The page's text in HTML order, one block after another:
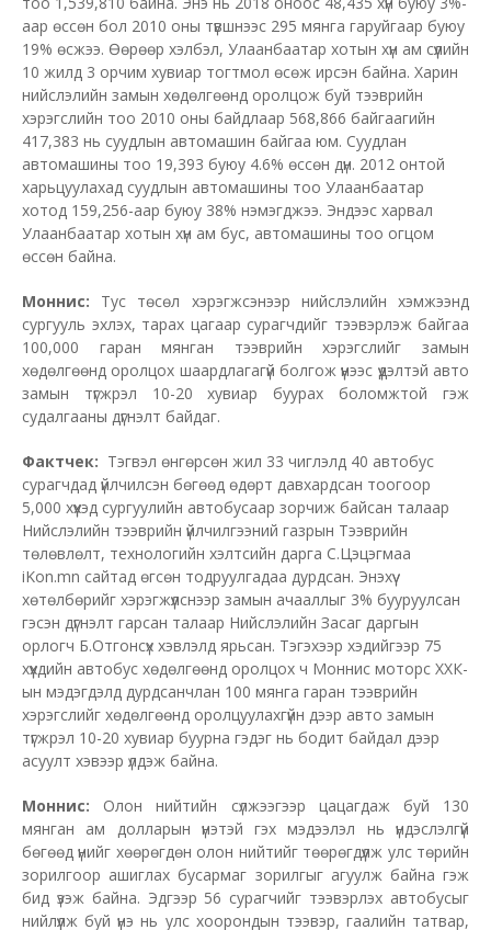
аар өссөн бол 2010 оны түвшнээс 295 мянга гаруйгаар буюу
19% өсжээ. Өөрөөр хэлбэл, Улаанбаатар хотын хүн ам сүүлийн
10 жилд 3 орчим хувиар тогтмол өсөж ирсэн байна. Харин
нийслэлийн замын хөдөлгөөнд оролцож буй тээврийн
хэрэгслийн тоо 2010 оны байдлаар 568,866 байгаагийн
417,383 нь суудлын автомашин байгаа юм. Суудлан
автомашины тоо 19,393 буюу 4.6% өссөн дүн. 2012 онтой
харьцуулахад суудлын автомашины тоо Улаанбаатар
хотод 159,256-аар буюу 38% нэмэгджээ. Эндээс харвал
Улаанбаатар хотын хүн ам бус, автомашины тоо огцом
өссөн байна.
Моннис: Тус төсөл хэрэгжсэнээр нийслэлийн хэмжээнд
сургууль эхлэх, тарах цагаар сурагчдийг тээвэрлэж байгаа
100,000 гаран мянган тээврийн хэрэгслийг замын
хөдөлгөөнд оролцох шаардлагагүй болгож үүнээс үүдэлтэй авто
замын түгжрэл 10-20 хувиар буурах боломжтой гэж
судалгааны дүгнэлт байдаг.
Фактчек: Тэгвэл өнгөрсөн жил 33 чиглэлд 40 автобус
сурагчдад үйлчилсэн бөгөөд өдөрт давхардсан тоогоор
5,000 хүүхэд сургуулийн автобусаар зорчиж байсан талаар
Нийслэлийн тээврийн үйлчилгээний газрын Тээврийн
төлөвлөлт, технологийн хэлтсийн дарга С.Цэцэгмаа
iKon.mn сайтад өгсөн тодруулгадаа дурдсан. Энэхүү
хөтөлбөрийг хэрэгжүүлснээр замын ачааллыг 3% бууруулсан
гэсэн дүгнэлт гарсан талаар Нийслэлийн Засаг даргын
орлогч Б.Отгонсүх хэвлэлд ярьсан. Тэгэхээр хэдийгээр 75
хүүхдийн автобус хөдөлгөөнд оролцох ч Моннис моторс ХХК-
ын мэдэгдэлд дурдсанчлан 100 мянга гаран тээврийн
хэрэгслийг хөдөлгөөнд оролцуулахгүйн дээр авто замын
түгжрэл 10-20 хувиар буурна гэдэг нь бодит байдал дээр
асуулт хэвээр үлдэж байна.
Моннис: Олон нийтийн сүлжээгээр цацагдаж буй 130
мянган ам долларын үнэтэй гэх мэдээлэл нь үндэслэлгүй
бөгөөд үнийг хөөрөгдөн олон нийтийг төөрөгдүүлж улс төрийн
зорилгоор ашиглах бусармаг зорилгыг агуулж байна гэж
бид үзэж байна. Эдгээр 56 сурагчийг тээвэрлэх автобусыг
нийлүүлж буй үнэ нь улс хоорондын тээвэр, гаалийн татвар,